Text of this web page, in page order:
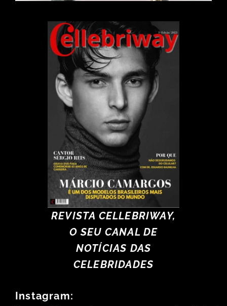
REVISTA CELLEBRIWAY,
O SEU CANAL DE
NOTÍCIAS DAS
CELEBRIDADES
Instagram: